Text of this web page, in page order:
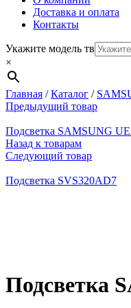
Доставка и оплата
Контакты
Укажите модель тв
×
Главная /Каталог /
Предыдущий товар
Подсветка SAMSUNG
Назад к товарам
Следующий товар
Подсветка SVS320AD7
Подсветка